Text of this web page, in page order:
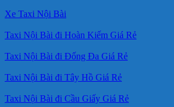
Xe Taxi Nội Bài
Taxi Nội Bài đi Hoàn Kiếm Giá Rẻ
Taxi Nội Bài đi Đống Đa Giá Rẻ
Taxi Nội Bài đi Tây Hồ Giá Rẻ
Taxi Nội Bài đi Cầu Giấy Giá Rẻ